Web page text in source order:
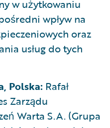
w użytkowaniu
wpływ na
oraz
usług do tych
Polska: Rafał
Zarządu
Warta S.A. (Grupa